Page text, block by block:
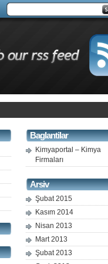
Baglantilar
Kimyaportal – Kimya
Firmaları
Arsiv
Şubat 2015
Kasım 2014
Nisan 2013
Mart 2013
Şubat 2013